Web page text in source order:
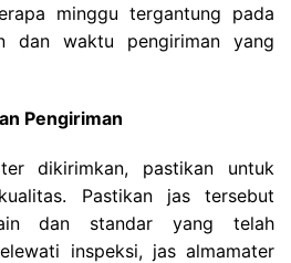
minggu tergantung pada
dan waktu pengiriman yang
Pengiriman
dikirimkan, pastikan untuk
Pastikan jas tersebut
dan standar yang telah
inspeksi, jas almamater